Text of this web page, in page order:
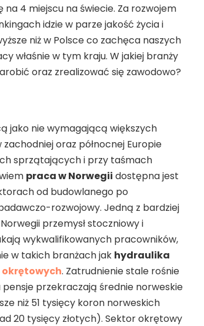
na 4 miejscu na świecie. Za rozwojem
idzie w parze jakość życia i
niż w Polsce co zachęca naszych
właśnie w tym kraju. W jakiej branży
oraz zrealizować się zawodowo?
jako nie wymagającą większych
oraz północnej Europie
sprzątających i przy taśmach
praca w Norwegii dostępna jest
od budowlanego po
rozwojowy. Jedną z bardziej
przemysł stoczniowy i
wykwalifikowanych pracowników,
w takich branżach jak hydraulika
. Zatrudnienie stale rośnie
przekraczają średnie norweskie
niż 51 tysięcy koron norweskich
20 tysięcy złotych). Sektor okrętowy